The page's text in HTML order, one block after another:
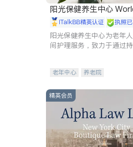
阳光保健养生中心
iTalkBB精英认证 执照
阳光保健养生中心为老年
间护理服务，致力于通过
老年中心 养老院
精英会员